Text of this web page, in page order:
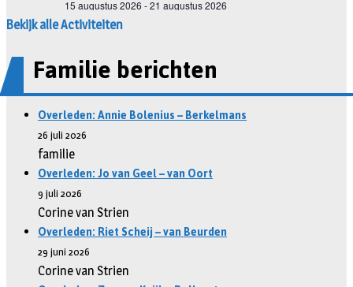
Bekijk alle Activiteiten
Familie berichten
Overleden: Annie Bolenius – Berkelmans
26 juli 2026
familie
Overleden: Jo van Geel – van Oort
9 juli 2026
Corine van Strien
Overleden: Riet Scheij – van Beurden
29 juni 2026
Corine van Strien